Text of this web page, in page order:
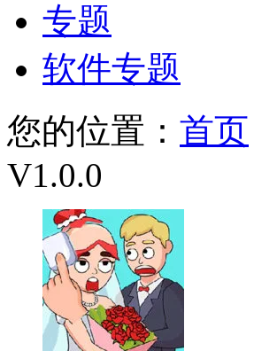
专题
软件专题
您的位置： 首页
V1.0.0